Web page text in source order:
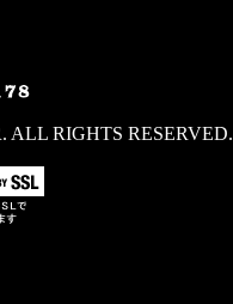
ALL RIGHTS RESERVED.